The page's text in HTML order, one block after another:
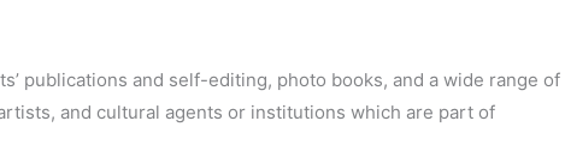
publications and self-editing, photo books, and a wide range of
and cultural agents or institutions which are part of